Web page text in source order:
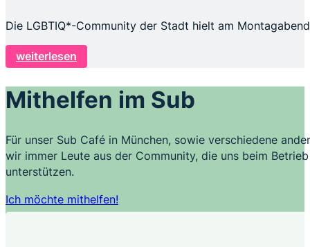
Die LGBTIQ*-Community der Stadt hielt am
weiterlesen
Mithelfen im Sub
Für unser Sub Café in München, sowie verschiedene
wir immer Leute aus der Community, die uns beim
unterstützen.
Ich möchte mithelfen!